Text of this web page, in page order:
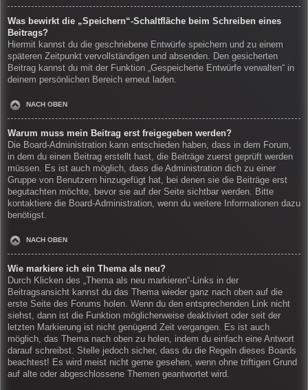
Was bewirkt die „Speichern“-Schaltfläche beim Schreiben eines
Beitrags?
Hiermit kannst du die geschriebene Entwürfe speichern und zu einem
späteren Zeitpunkt vervollständigen und absenden. Den gesicherten
Beitrag kannst du mit der Funktion „Gespeicherte Entwürfe verwalten“ in
deinem persönlichen Bereich erneut laden.
NACH OBEN
Warum muss mein Beitrag erst freigegeben werden?
Die Board-Administration kann entschieden haben, dass in dem Forum,
in dem du einen Beitrag erstellt hast, die Beiträge zuerst geprüft werden
müssen. Es ist auch möglich, dass die Administration dich zu einer
Gruppe von Benutzern hinzugefügt hat, bei denen sie die Beiträge erst
begutachten möchte, bevor sie auf der Seite sichtbar werden. Bitte
kontaktiere die Board-Administration, wenn du weitere Informationen dazu
benötigst.
NACH OBEN
Wie markiere ich ein Thema als neu?
Durch Klicken des „Thema als neu markieren“-Links in der
Beitragsansicht kannst du das Thema wieder ganz nach oben auf die
erste Seite des Forums holen. Wenn du den entsprechenden Link nicht
siehst, dann ist die Funktion möglicherweise deaktiviert oder seit der
letzten Markierung ist nicht genügend Zeit vergangen. Es ist auch
möglich, das Thema nach oben zu holen, indem du einfach eine Antwort
darauf schreibst. Stelle jedoch sicher, dass du die Regeln dieses Boards
beachtest! Es wird meist nicht gerne gesehen, wenn ohne triftigen Grund
auf alte oder abgeschlossene Themen geantwortet wird.